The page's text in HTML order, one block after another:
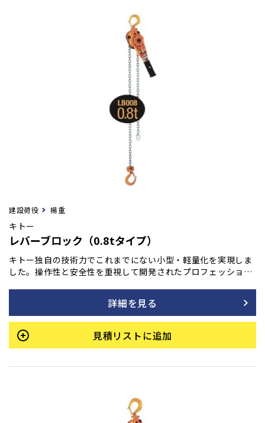
建設荷役 楊重
キトー
レバーブロック（0.8tタイプ）
キトー独自の技術力でこれまでにない小型・軽量化を実現しま
した。操作性と安全性を重視して開発されたプロフェッショナ
詳細を見る
見積リストに追加